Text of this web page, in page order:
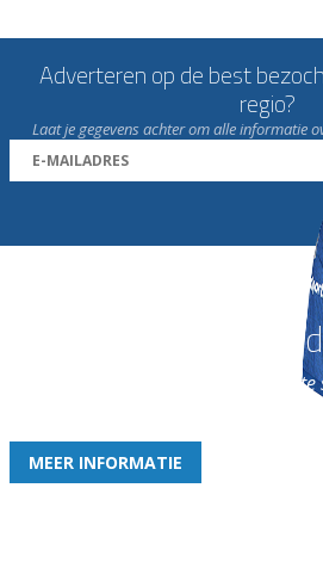
Adverteren op de best
regio?
Laat je gegevens achter om alle informatie
Word nu lid van
en geniet iedere week van het
MEER INFORMATIE